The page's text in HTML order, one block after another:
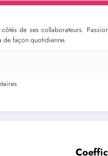
de ses collaborateurs.
de façon quotidienne.